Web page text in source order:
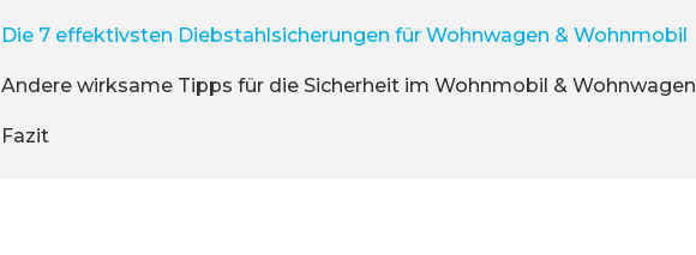
Die 7 effektivsten Diebstahlsicherungen für Wohnwagen & Wohnmobil
Andere wirksame Tipps für die Sicherheit im Wohnmobil & Wohnwagen
Fazit